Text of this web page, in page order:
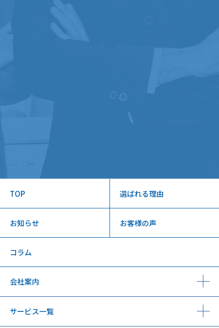
TOP 選ばれる理由
お知らせ お客様の声
コラム
会社案内
サービス一覧